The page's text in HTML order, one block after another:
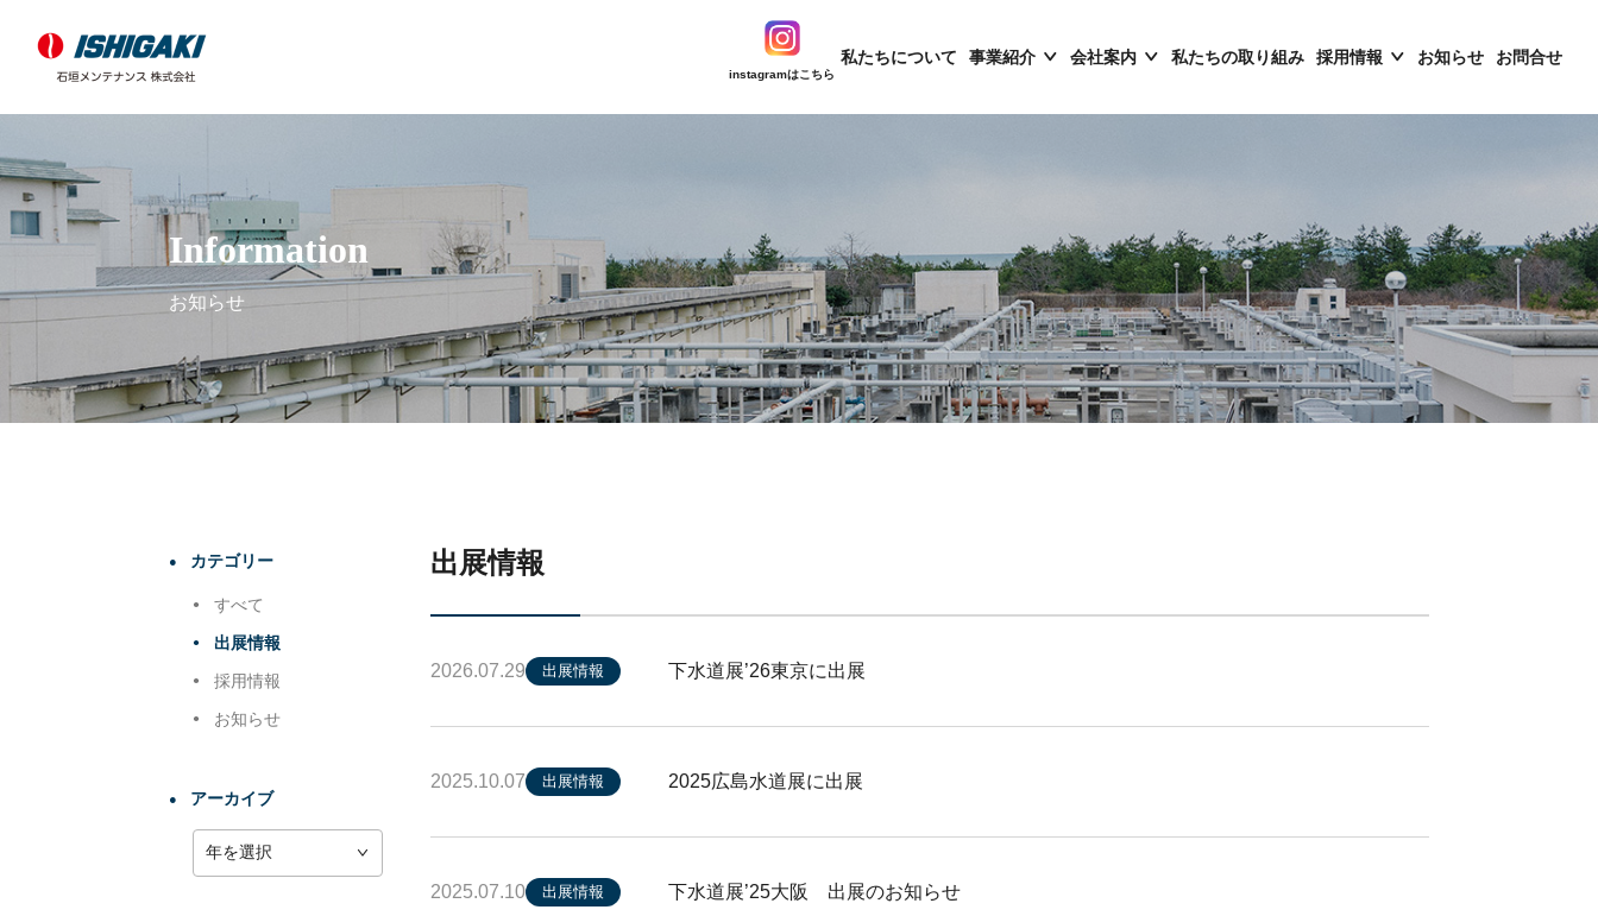
instagramはこちら
私たちについて 事業紹介 会社案内 私たちの取り組み 採用情報 お知らせ お問合せ
Information
お知らせ
カテゴリー
すべて
出展情報
採用情報
お知らせ
アーカイブ
出展情報
2026.07.29 出展情報 下水道展’26東京に出展
2025.10.07 出展情報 2025広島水道展に出展
2025.07.10 出展情報 下水道展’25大阪 出展のお知らせ